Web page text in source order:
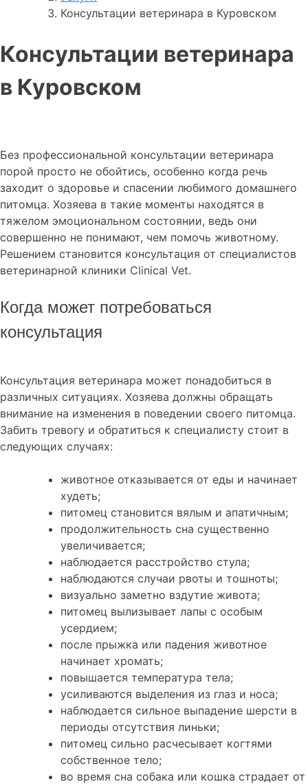
Консультации ветеринара в Куровском
Консультации ветеринара
в Куровском
Без профессиональной консультации ветеринара
порой просто не обойтись, особенно когда речь
заходит о здоровье и спасении любимого домашнего
питомца. Хозяева в такие моменты находятся в
тяжелом эмоциональном состоянии, ведь они
совершенно не понимают, чем помочь животному.
Решением становится консультация от специалистов
ветеринарной клиники Clinical Vet.
Когда может потребоваться
консультация
Консультация ветеринара может понадобиться в
различных ситуациях. Хозяева должны обращать
внимание на изменения в поведении своего питомца.
Забить тревогу и обратиться к специалисту стоит в
следующих случаях:
животное отказывается от еды и начинает
худеть;
питомец становится вялым и апатичным;
продолжительность сна существенно
увеличивается;
наблюдается расстройство стула;
наблюдаются случаи рвоты и тошноты;
визуально заметно вздутие живота;
питомец вылизывает лапы с особым
усердием;
после прыжка или падения животное
начинает хромать;
повышается температура тела;
усиливаются выделения из глаз и носа;
наблюдается сильное выпадение шерсти в
периоды отсутствия линьки;
питомец сильно расчесывает когтями
собственное тело;
во время сна собака или кошка страдает от